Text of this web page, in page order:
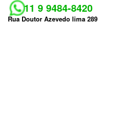
11 9 9484-8420
Rua Doutor Azevedo lima 289